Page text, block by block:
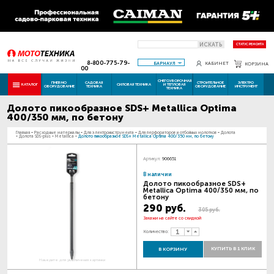
ИСКАТЬ СТАТУС РЕМОНТА
8-800-775-79-
00
БАРНАУЛ КАБИНЕТ КОРЗИНА
КАТАЛОГ ПНЕВМО
ОБОРУДОВАНИЕ
САДОВАЯ
ТЕХНИКА СИЛОВАЯ ТЕХНИКА
СНЕГОУБОРОЧНАЯ
И ТЕПЛОВАЯ
ТЕХНИКА
СТРОИТЕЛЬНОЕ
ОБОРУДОВАНИЕ
ЭЛЕКТРО
ИНСТРУМЕНТ
Долото пикообразное SDS+ Metallica Optima
400/350 мм, по бетону
Главная - Расходные материалы - Для электроинструмента - Для перфораторов и отбойных молотков - Долота
- Долота SDS-plus - Metallica - Долото пикообразное SDS+ Metallica Optima 400/350 мм, по бетону
Наведите для увеличения картинки
Артикул: 906651
В наличии
Долото пикообразное SDS+
Metallica Optima 400/350 мм, по
бетону
290 руб. 305 руб.
Закажи на сайте со скидкой
Количество:
В КОРЗИНУ КУПИТЬ В 1 КЛИК